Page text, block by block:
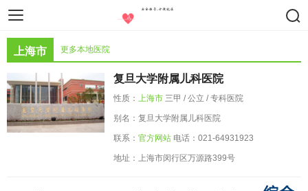
智慧医疗 医疗设备 药物器械
上海市 更多本地医院
复旦大学附属儿科医院
性质： 上海市三甲 / 公立 / 专科医院
别名：复旦大学附属儿科医院
联系： 官方网站电话：021-64931923
地址：上海市闵行区万源路399号